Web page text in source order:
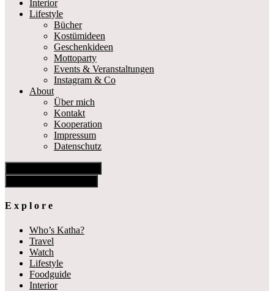
Interior
Lifestyle
Bücher
Kostümideen
Geschenkideen
Mottoparty
Events & Veranstaltungen
Instagram & Co
About
Über mich
Kontakt
Kooperation
Impressum
Datenschutz
E x p l o r e
Who’s Katha?
Travel
Watch
Lifestyle
Foodguide
Interior